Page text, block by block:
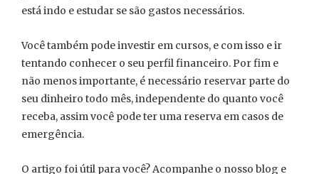
está indo e estudar se são gastos necessários.
Você também pode investir em cursos, e com isso e ir
tentando conhecer o seu perfil financeiro. Por fim e
não menos importante, é necessário reservar parte do
seu dinheiro todo mês, independente do quanto você
receba, assim você pode ter uma reserva em casos de
emergência.
O artigo foi útil para você? Acompanhe o nosso blog e